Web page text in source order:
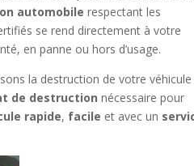
automobile respectant les
se rend directement à votre
en panne ou hors d’usage.
la destruction de votre véhicule
de destruction nécessaire pour
rapide, facile et avec un